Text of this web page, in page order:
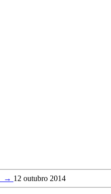
→ 12 outubro 2014